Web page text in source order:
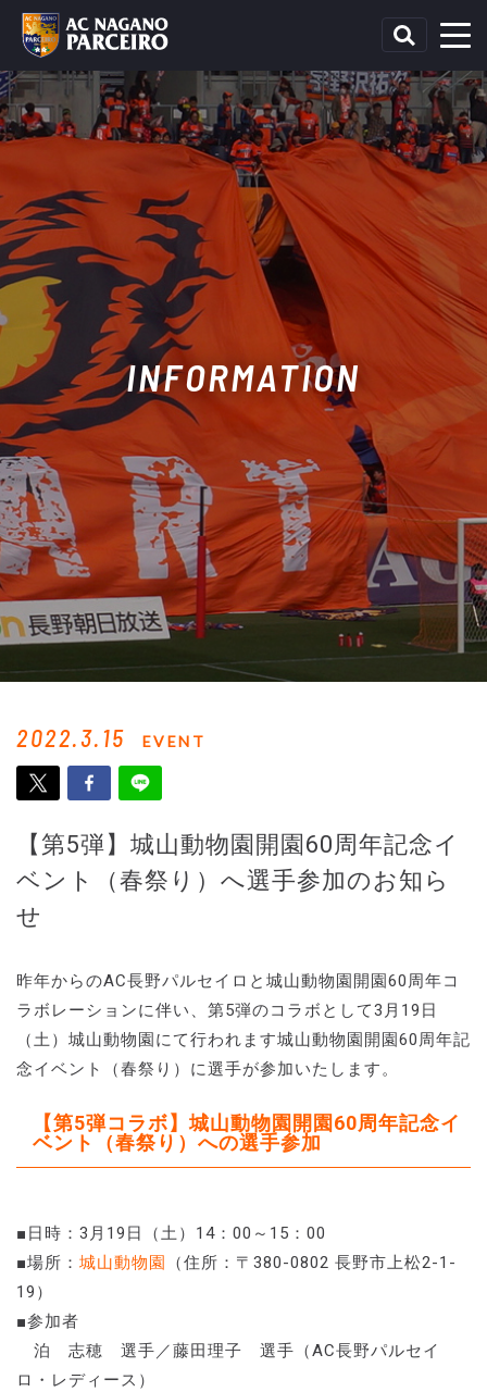
INFORMATION
2022.3.15 EVENT
【第5弾】城山動物園開園60周年記念イ
ベント（春祭り）へ選手参加のお知ら
せ
昨年からのAC長野パルセイロと城山動物園開園60周年コ
ラボレーションに伴い、第5弾のコラボとして3月19日
（土）城山動物園にて行われます城山動物園開園60周年記
念イベント（春祭り）に選手が参加いたします。
【第5弾コラボ】城山動物園開園60周年記念イ
ベント（春祭り）への選手参加
■日時：3月19日（土）14：00～15：00
■場所： 城山動物園
（住所：〒380-0802 長野市上松2-1-
19）
■参加者
泊 志穂 選手／藤田理子 選手（AC長野パルセイ
ロ・レディース）